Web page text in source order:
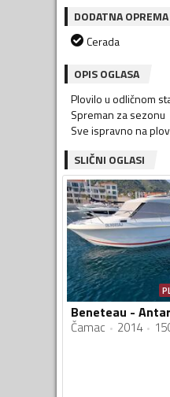
DODATNA OPREMA
Cerada
OPIS OGLASA
Plovilo u odličnom
Spreman za sezonu
Sve ispravno na
SLIČNI OGLASI
Beneteau -
Čamac 2014